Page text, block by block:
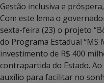
Gestão inclusiva e
Com este lema o
sexta-feira (23) o projeto
do Programa Estadual “MS
investimento de R$ 400
contrapartida do Estado.
auxílio para facilitar no